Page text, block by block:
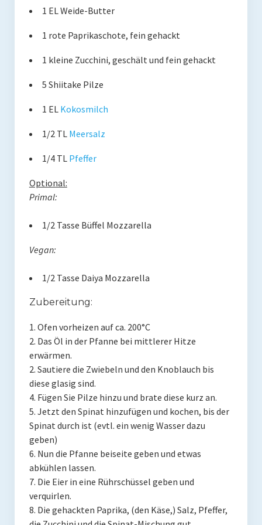
Presse
Redner
Kontakt
Impressum
Haftungsausschluss
Datenschutzerklärung
1 EL Weide-Butter
1 rote Paprikaschote, fein gehackt
1 kleine Zucchini, geschält und fein gehackt
5 Shiitake Pilze
1 EL Kokosmilch
1/2 TL Meersalz
1/4 TL Pfeffer
Optional:
Primal:
1/2 Tasse Büffel Mozzarella
Vegan:
1/2 Tasse Daiya Mozzarella
Zubereitung:
1. Ofen vorheizen auf ca. 200°C
2. Das Öl in der Pfanne bei mittlerer Hitze
erwärmen.
2. Sautiere die Zwiebeln und den Knoblauch bis
diese glasig sind.
4. Fügen Sie Pilze hinzu und brate diese kurz an.
5. Jetzt den Spinat hinzufügen und kochen, bis der
Spinat durch ist (evtl. ein wenig Wasser dazu
geben)
6. Nun die Pfanne beiseite geben und etwas
abkühlen lassen.
7. Die Eier in eine Rührschüssel geben und
verquirlen.
8. Die gehackten Paprika, (den Käse,) Salz, Pfeffer,